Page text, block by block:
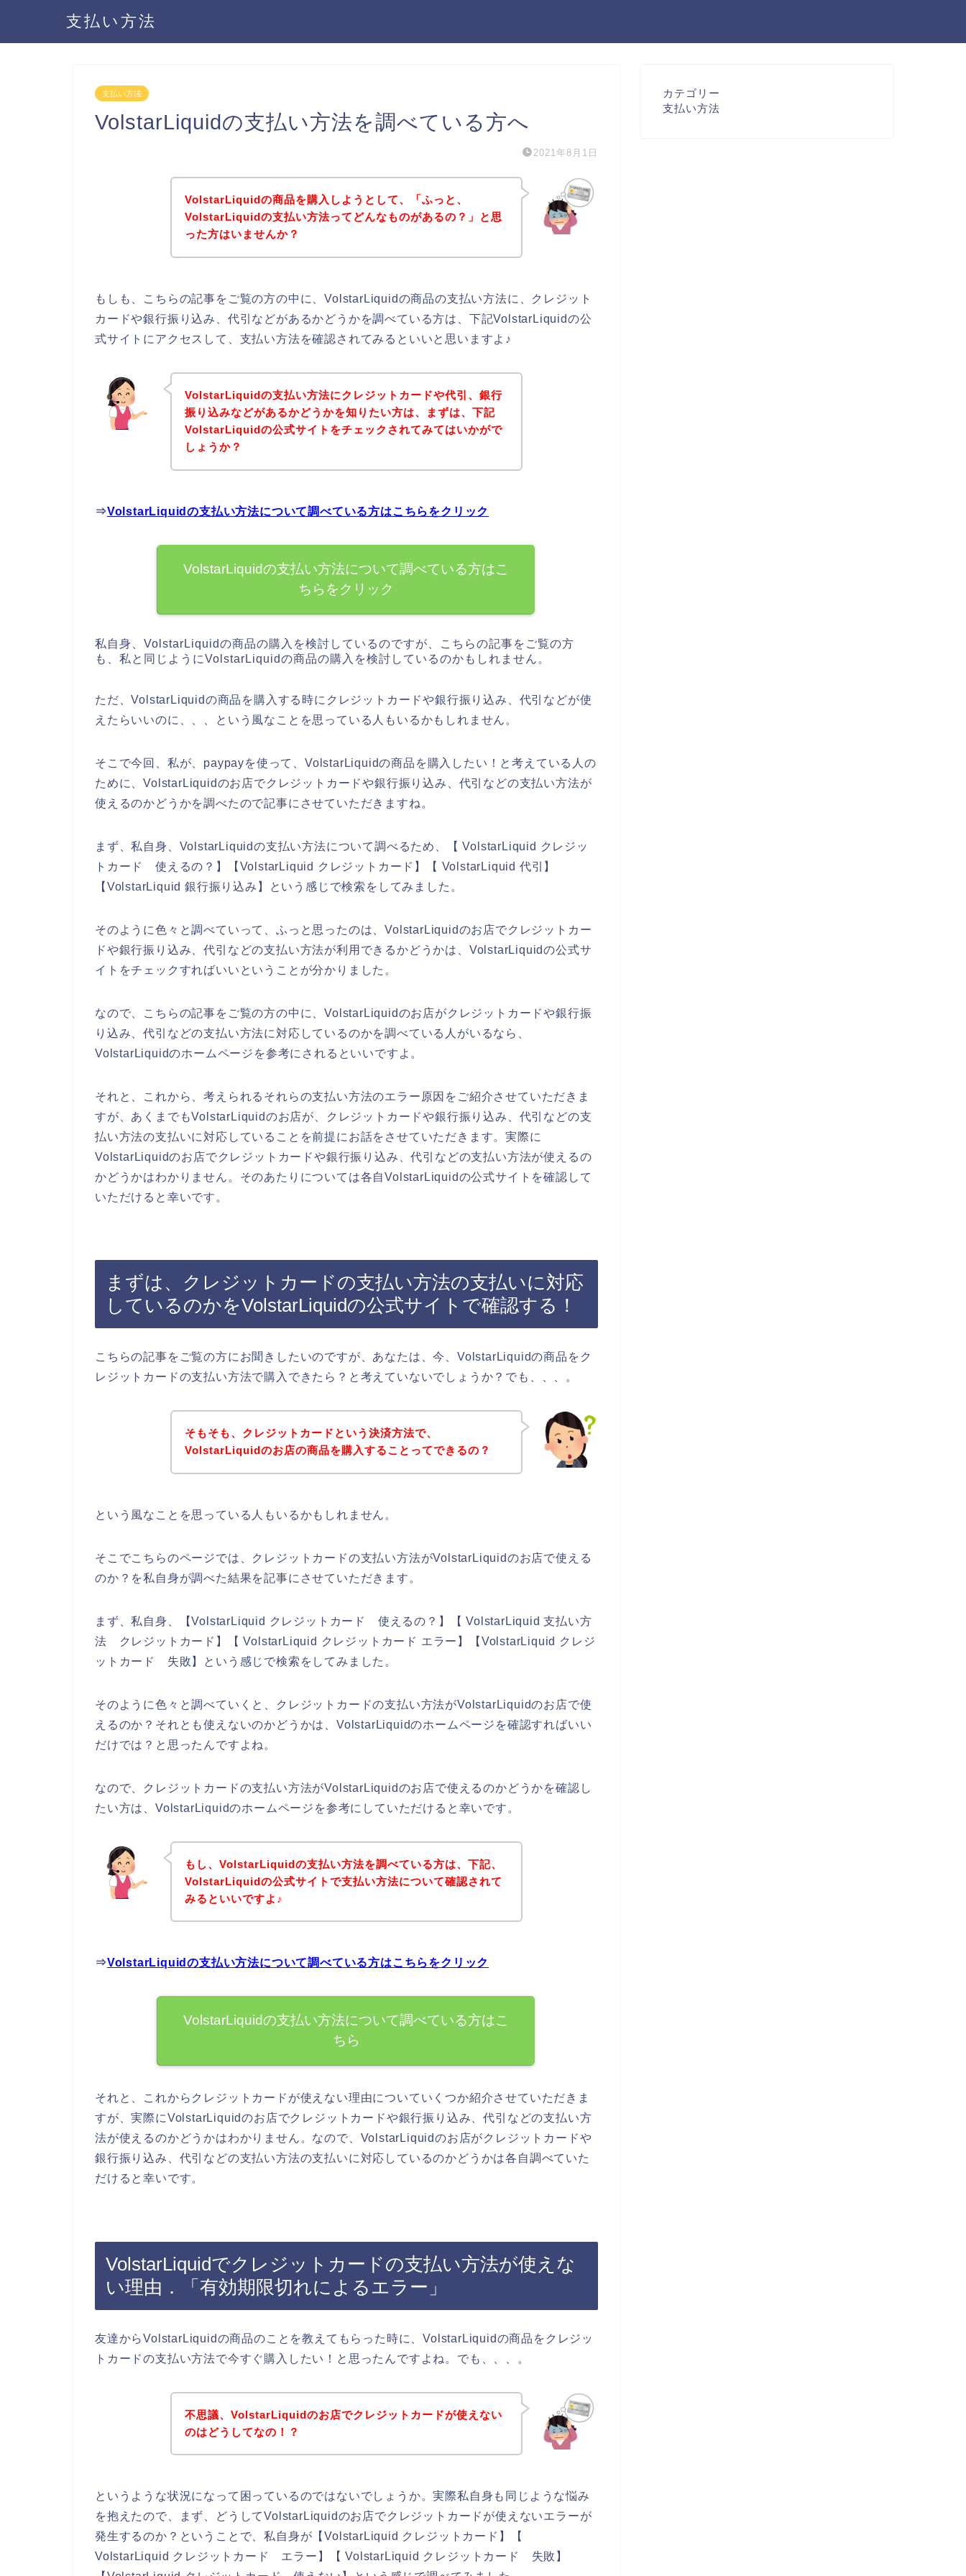
支払い方法
支払い方法
VolstarLiquidの支払い方法を調べている方へ
2021年8月1日
VolstarLiquidの商品を購入しようとして、「ふっと、
VolstarLiquidの支払い方法ってどんなものがあるの？」と思
った方はいませんか？
もしも、こちらの記事をご覧の方の中に、VolstarLiquidの商品の支払い方法に、クレジット
カードや銀行振り込み、代引などがあるかどうかを調べている方は、下記VolstarLiquidの公
式サイトにアクセスして、支払い方法を確認されてみるといいと思いますよ♪
VolstarLiquidの支払い方法にクレジットカードや代引、銀行
振り込みなどがあるかどうかを知りたい方は、まずは、下記
VolstarLiquidの公式サイトをチェックされてみてはいかがで
しょうか？
⇒VolstarLiquidの支払い方法について調べている方はこちらをクリック
VolstarLiquidの支払い方法について調べている方はこ
ちらをクリック
私自身、VolstarLiquidの商品の購入を検討しているのですが、こちらの記事をご覧の方
も、私と同じようにVolstarLiquidの商品の購入を検討しているのかもしれません。
ただ、VolstarLiquidの商品を購入する時にクレジットカードや銀行振り込み、代引などが使
えたらいいのに、、、という風なことを思っている人もいるかもしれません。
そこで今回、私が、paypayを使って、VolstarLiquidの商品を購入したい！と考えている人の
ために、VolstarLiquidのお店でクレジットカードや銀行振り込み、代引などの支払い方法が
使えるのかどうかを調べたので記事にさせていただきますね。
まず、私自身、VolstarLiquidの支払い方法について調べるため、【 VolstarLiquid クレジッ
トカード 使えるの？】【VolstarLiquid クレジットカード】【 VolstarLiquid 代引】
【VolstarLiquid 銀行振り込み】という感じで検索をしてみました。
そのように色々と調べていって、ふっと思ったのは、VolstarLiquidのお店でクレジットカー
ドや銀行振り込み、代引などの支払い方法が利用できるかどうかは、VolstarLiquidの公式サ
イトをチェックすればいいということが分かりました。
なので、こちらの記事をご覧の方の中に、VolstarLiquidのお店がクレジットカードや銀行振
り込み、代引などの支払い方法に対応しているのかを調べている人がいるなら、
VolstarLiquidのホームページを参考にされるといいですよ。
それと、これから、考えられるそれらの支払い方法のエラー原因をご紹介させていただきま
すが、あくまでもVolstarLiquidのお店が、クレジットカードや銀行振り込み、代引などの支
払い方法の支払いに対応していることを前提にお話をさせていただきます。実際に
VolstarLiquidのお店でクレジットカードや銀行振り込み、代引などの支払い方法が使えるの
かどうかはわかりません。そのあたりについては各自VolstarLiquidの公式サイトを確認して
いただけると幸いです。
まずは、クレジットカードの支払い方法の支払いに対応
しているのかをVolstarLiquidの公式サイトで確認する！
こちらの記事をご覧の方にお聞きしたいのですが、あなたは、今、VolstarLiquidの商品をク
レジットカードの支払い方法で購入できたら？と考えていないでしょうか？でも、、、。
そもそも、クレジットカードという決済方法で、
VolstarLiquidのお店の商品を購入することってできるの？
という風なことを思っている人もいるかもしれません。
そこでこちらのページでは、クレジットカードの支払い方法がVolstarLiquidのお店で使える
のか？を私自身が調べた結果を記事にさせていただきます。
まず、私自身、【VolstarLiquid クレジットカード 使えるの？】【 VolstarLiquid 支払い方
法 クレジットカード】【 VolstarLiquid クレジットカード エラー】【VolstarLiquid クレジ
ットカード 失敗】という感じで検索をしてみました。
そのように色々と調べていくと、クレジットカードの支払い方法がVolstarLiquidのお店で使
えるのか？それとも使えないのかどうかは、VolstarLiquidのホームページを確認すればいい
だけでは？と思ったんですよね。
なので、クレジットカードの支払い方法がVolstarLiquidのお店で使えるのかどうかを確認し
たい方は、VolstarLiquidのホームページを参考にしていただけると幸いです。
もし、VolstarLiquidの支払い方法を調べている方は、下記、
VolstarLiquidの公式サイトで支払い方法について確認されて
みるといいですよ♪
⇒VolstarLiquidの支払い方法について調べている方はこちらをクリック
VolstarLiquidの支払い方法について調べている方はこ
ちら
それと、これからクレジットカードが使えない理由についていくつか紹介させていただきま
すが、実際にVolstarLiquidのお店でクレジットカードや銀行振り込み、代引などの支払い方
法が使えるのかどうかはわかりません。なので、VolstarLiquidのお店がクレジットカードや
銀行振り込み、代引などの支払い方法の支払いに対応しているのかどうかは各自調べていた
だけると幸いです。
VolstarLiquidでクレジットカードの支払い方法が使えな
い理由．「有効期限切れによるエラー」
友達からVolstarLiquidの商品のことを教えてもらった時に、VolstarLiquidの商品をクレジッ
トカードの支払い方法で今すぐ購入したい！と思ったんですよね。でも、、、。
不思議、VolstarLiquidのお店でクレジットカードが使えない
のはどうしてなの！？
というような状況になって困っているのではないでしょうか。実際私自身も同じような悩み
を抱えたので、まず、どうしてVolstarLiquidのお店でクレジットカードが使えないエラーが
発生するのか？ということで、私自身が【VolstarLiquid クレジットカード】【
VolstarLiquid クレジットカード エラー】【 VolstarLiquid クレジットカード 失敗】
カテゴリー
支払い方法